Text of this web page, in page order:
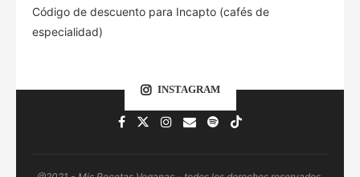
Código de descuento para Incapto (cafés de
especialidad)
INSTAGRAM